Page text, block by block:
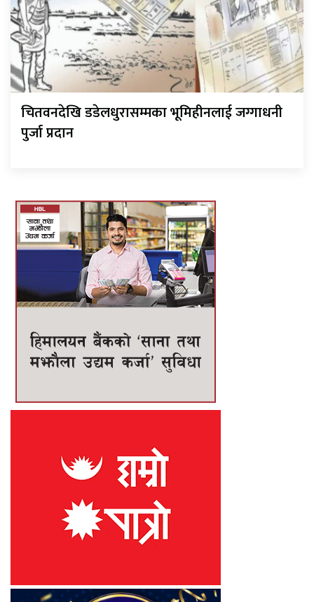
चितवनदेखि डडेलधुरासम्मका भूमिहीनलाई जग्गाधनी
पुर्जा प्रदान